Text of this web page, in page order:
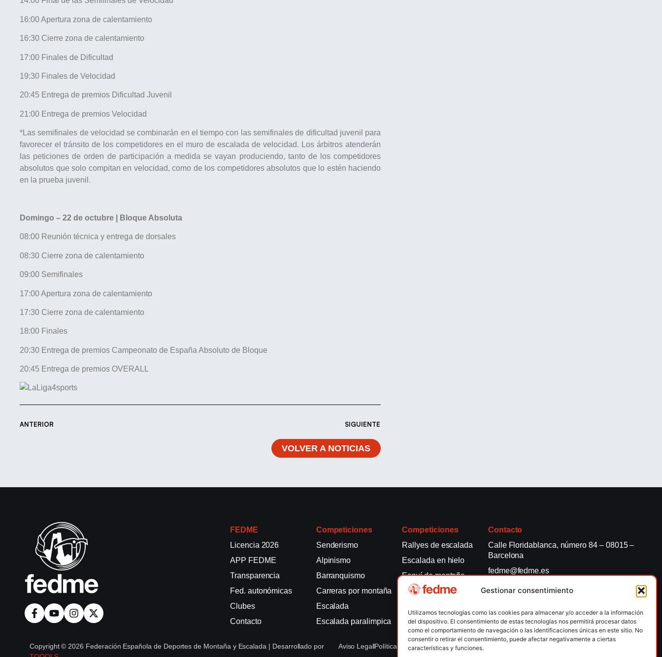
Gestionar consentimiento
Utilizamos tecnologías como las cookies para almacenar y/o acceder a la información
del dispositivo. El consentimiento de estas tecnologías nos permitirá procesar datos
como el comportamiento de navegación o las identificaciones únicas en este sitio. No
consentir o retirar el consentimiento, puede afectar negativamente a ciertas
características y funciones.
16:00 Apertura zona de calentamiento
16:30 Cierre zona de calentamiento
17:00 Finales de Dificultad
19:30 Finales de Velocidad
20:45 Entrega de premios Dificultad Juvenil
21:00 Entrega de premios Velocidad
*Las semifinales de velocidad se combinarán en el tiempo con las semifinales de dificultad juvenil para
favorecer el tránsito de los competidores en el muro de escalada de velocidad. Los árbitros atenderán
las peticiones de orden de participación a medida se vayan produciendo, tanto de los competidores
absolutos que solo compitan en velocidad, como de los competidores absolutos que lo estén haciendo
en la prueba juvenil.
Domingo – 22 de octubre | Bloque Absoluta
08:00 Reunión técnica y entrega de dorsales
08:30 Cierre zona de calentamiento
09:00 Semifinales
17:00 Apertura zona de calentamiento
17:30 Cierre zona de calentamiento
18:00 Finales
20:30 Entrega de premios Campeonato de España Absoluto de Bloque
20:45 Entrega de premios OVERALL
ANTERIOR SIGUIENTE
VOLVER A NOTICIAS
FEDME
Licencia 2026
APP FEDME
Transparencia
Fed. autonómicas
Clubes
Contacto
Competiciones
Senderismo
Alpinismo
Barranquismo
Carreras por montaña
Escalada
Escalada paralimpica
Competiciones
Rallyes de escalada
Escalada en hielo
Esquí de montaña
Marcha Nórdica
Snowrunning / Skysnow
Contacto
Calle Floridablanca, número 84 – 08015 –
Barcelona
fedme@fedme.es
934 264 267
Copyright © 2026 Federación Española de Deportes de Montaña y Escalada | Desarrollado por
Aviso LegalPolítica de CookiesPolítica de Privacidad